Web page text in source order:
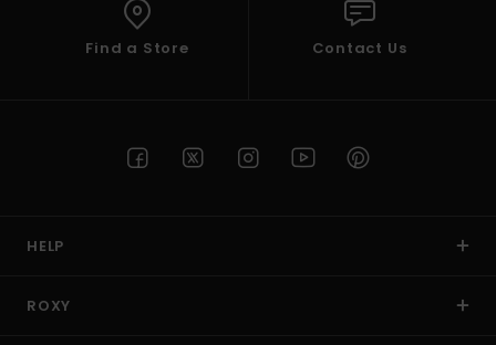
Find a Store Contact Us
HELP
ROXY